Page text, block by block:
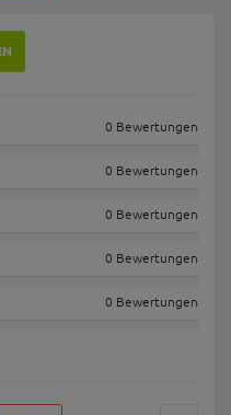
0 Bewertungen
0 Bewertungen
0 Bewertungen
0 Bewertungen
0 Bewertungen